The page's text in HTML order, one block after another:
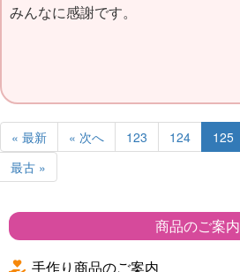
みんなに感謝です。
« 最新 « 次へ 123 124 125
最古 »
商品のご案内
手作り商品のご案内